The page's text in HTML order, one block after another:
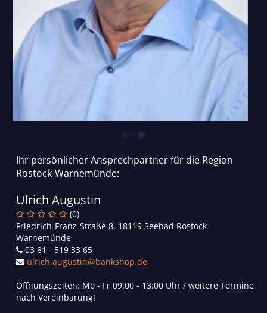
Ihr persönlicher Ansprechpartner für die Region
Rostock-Warnemünde:
Ulrich Augustin
(0)
Friedrich-Franz-Straße 8, 18119 Seebad Rostock-
Warnemünde
03 81 - 519 33 65
ulrich.augustin@bankshop.de
Öffnungszeiten: Mo - Fr 09:00 - 13:00 Uhr / weitere Termine
nach Vereinbarung!